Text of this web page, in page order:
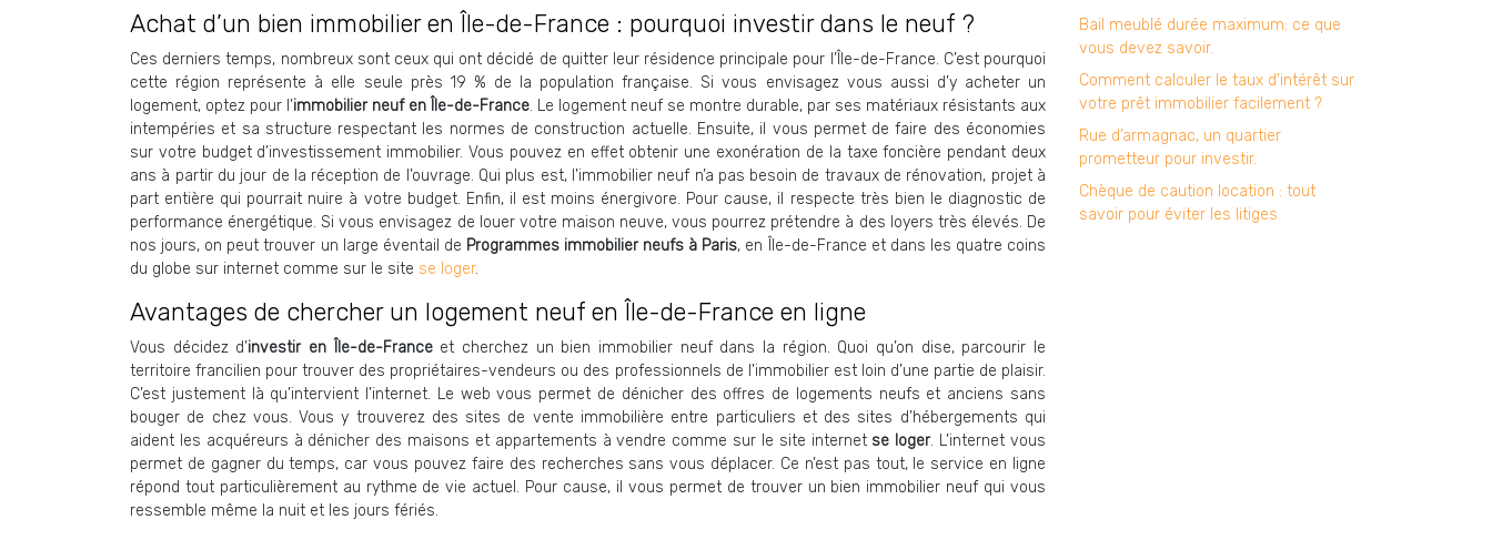
Achat d’un bien immobilier en Île-de-France : pourquoi investir dans le neuf ?
Ces derniers temps, nombreux sont ceux qui ont décidé de quitter leur résidence principale pour l’Île-de-France. C’est pourquoi
cette région représente à elle seule près 19 % de la population française. Si vous envisagez vous aussi d’y acheter un
logement, optez pour l’immobilier neuf en Île-de-France. Le logement neuf se montre durable, par ses matériaux résistants aux
intempéries et sa structure respectant les normes de construction actuelle. Ensuite, il vous permet de faire des économies
sur votre budget d’investissement immobilier. Vous pouvez en effet obtenir une exonération de la taxe foncière pendant deux
ans à partir du jour de la réception de l’ouvrage. Qui plus est, l’immobilier neuf n’a pas besoin de travaux de rénovation, projet à
part entière qui pourrait nuire à votre budget. Enfin, il est moins énergivore. Pour cause, il respecte très bien le diagnostic de
performance énergétique. Si vous envisagez de louer votre maison neuve, vous pourrez prétendre à des loyers très élevés. De
nos jours, on peut trouver un large éventail de Programmes immobilier neufs à Paris, en Île-de-France et dans les quatre coins
du globe sur internet comme sur le site se loger.
Avantages de chercher un logement neuf en Île-de-France en ligne
Vous décidez d’investir en Île-de-France et cherchez un bien immobilier neuf dans la région. Quoi qu’on dise, parcourir le
territoire francilien pour trouver des propriétaires-vendeurs ou des professionnels de l’immobilier est loin d’une partie de plaisir.
C’est justement là qu’intervient l’internet. Le web vous permet de dénicher des offres de logements neufs et anciens sans
bouger de chez vous. Vous y trouverez des sites de vente immobilière entre particuliers et des sites d’hébergements qui
aident les acquéreurs à dénicher des maisons et appartements à vendre comme sur le site internet se loger. L’internet vous
permet de gagner du temps, car vous pouvez faire des recherches sans vous déplacer. Ce n’est pas tout, le service en ligne
répond tout particulièrement au rythme de vie actuel. Pour cause, il vous permet de trouver un bien immobilier neuf qui vous
ressemble même la nuit et les jours fériés.
Bail meublé durée maximum: ce que
vous devez savoir.
Comment calculer le taux d’intérêt sur
votre prêt immobilier facilement ?
Rue d’armagnac, un quartier
prometteur pour investir.
Chèque de caution location : tout
savoir pour éviter les litiges